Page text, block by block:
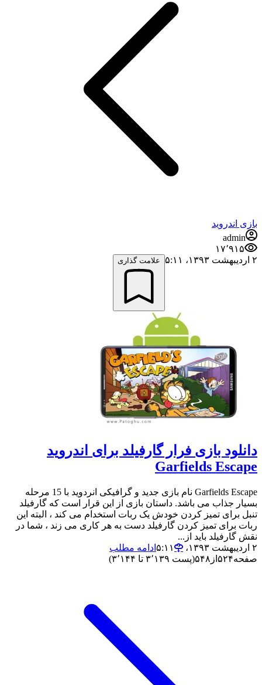
بازی اندروید
admin
۱۷٬۹۱۵
۲ اردیبهشت ۱۳۹۳،‏ ۵:۱۱
علامت گذاری
دانلود بازی فرار گارفیلد برای اندروید
Garfields Escape
Garfields Escape نام بازی جدید و گرافیکی انردوید با 15 مرحله
بسیار جذاب می باشد. داستان بازی از این قرار است که گارفیلد
تنبل برای تمیز کردن خودش یک ربات استخدام می کند ، البته این
ربات برای تمیز کردن گارفیلد دست به هر کاری می زند ، شما در
نقش گارفیلد باید از...
۲ اردیبهشت ۱۳۹۳،‏ ۵:۱۱
ادامه مطلب
صفحه۵۲۴ از ۵۴۸(پست ۳٬۱۳۹ تا ۳٬۱۴۴)